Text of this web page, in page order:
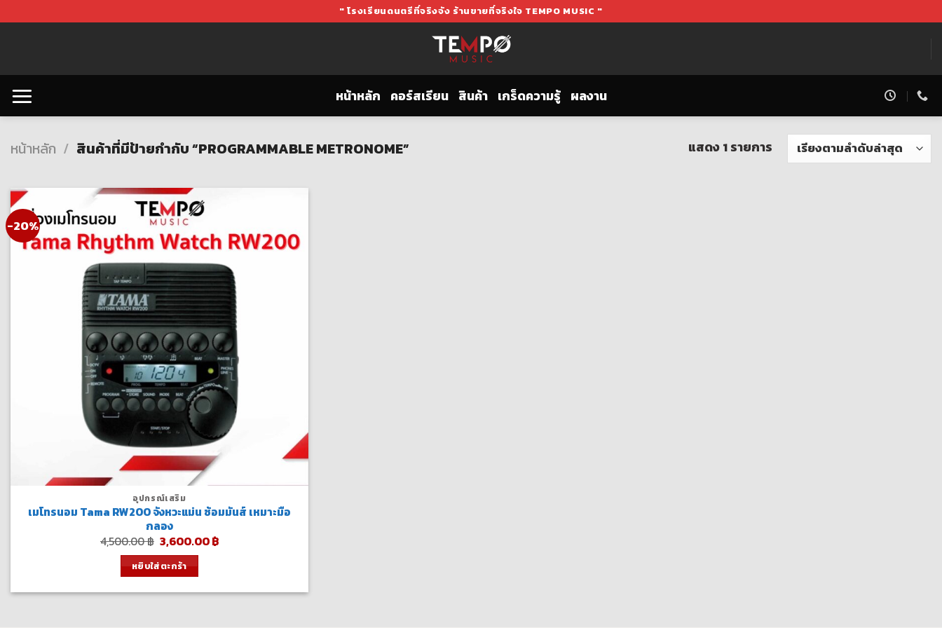
to
" โรงเรียนดนตรีที่จริงจัง ร้านขายที่จริงใจ TEMPO MUSIC "
หน้าหลัก คอร์สเรียน สินค้า เกร็ดความรู้ ผลงาน
หน้าหลัก / สินค้าที่มีป้ายกำกับ “PROGRAMMABLE METRONOME” แสดง 1 รายการ
-20%
อุปกรณ์เสริม
เมโทรนอม Tama RW200 จังหวะแม่น ซ้อมมันส์ เหมาะมือ
กลอง
4,500.00฿ Original
price
was:
4,500.00 ฿.
3,600.00฿Current
หยิบใส่ตะกร้า